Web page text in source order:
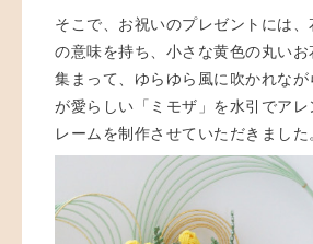
そこで、お祝いのプレゼントには、
の意味を持ち、小さな黄色の丸いお
集まって、ゆらゆら風に吹かれな
が愛らしい「ミモザ」を水引でアレ
レームを制作させていただきました